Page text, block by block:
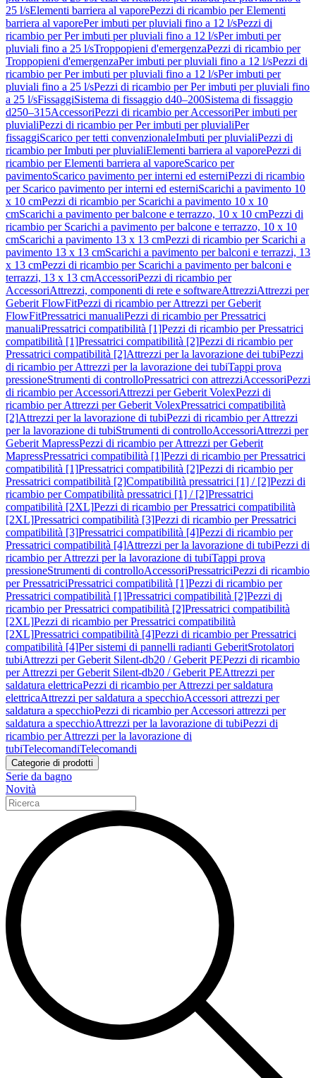
25 l/sElementi barriera al vaporePezzi di ricambio per Elementi
barriera al vaporePer imbuti per pluviali fino a 12 l/sPezzi di
ricambio per Per imbuti per pluviali fino a 12 l/sPer imbuti per
pluviali fino a 25 l/sTroppopieni d'emergenzaPezzi di ricambio per
Troppopieni d'emergenzaPer imbuti per pluviali fino a 12 l/sPezzi di
ricambio per Per imbuti per pluviali fino a 12 l/sPer imbuti per
pluviali fino a 25 l/sPezzi di ricambio per Per imbuti per pluviali fino
a 25 l/sFissaggiSistema di fissaggio d40–200Sistema di fissaggio
d250–315AccessoriPezzi di ricambio per AccessoriPer imbuti per
pluvialiPezzi di ricambio per Per imbuti per pluvialiPer
fissaggiScarico per tetti convenzionaleImbuti per pluvialiPezzi di
ricambio per Imbuti per pluvialiElementi barriera al vaporePezzi di
ricambio per Elementi barriera al vaporeScarico per
pavimentoScarico pavimento per interni ed esterniPezzi di ricambio
per Scarico pavimento per interni ed esterniScarichi a pavimento 10
x 10 cmPezzi di ricambio per Scarichi a pavimento 10 x 10
cmScarichi a pavimento per balcone e terrazzo, 10 x 10 cmPezzi di
ricambio per Scarichi a pavimento per balcone e terrazzo, 10 x 10
cmScarichi a pavimento 13 x 13 cmPezzi di ricambio per Scarichi a
pavimento 13 x 13 cmScarichi a pavimento per balconi e terrazzi, 13
x 13 cmPezzi di ricambio per Scarichi a pavimento per balconi e
terrazzi, 13 x 13 cmAccessoriPezzi di ricambio per
AccessoriAttrezzi, componenti di rete e softwareAttrezziAttrezzi per
Geberit FlowFitPezzi di ricambio per Attrezzi per Geberit
FlowFitPressatrici manualiPezzi di ricambio per Pressatrici
manualiPressatrici compatibilità [1]Pezzi di ricambio per Pressatrici
compatibilità [1]Pressatrici compatibilità [2]Pezzi di ricambio per
Pressatrici compatibilità [2]Attrezzi per la lavorazione dei tubiPezzi
di ricambio per Attrezzi per la lavorazione dei tubiTappi prova
pressioneStrumenti di controlloPressatrici con attrezziAccessoriPezzi
di ricambio per AccessoriAttrezzi per Geberit VolexPezzi di
ricambio per Attrezzi per Geberit VolexPressatrici compatibilità
[2]Attrezzi per la lavorazione di tubiPezzi di ricambio per Attrezzi
per la lavorazione di tubiStrumenti di controlloAccessoriAttrezzi per
Geberit MapressPezzi di ricambio per Attrezzi per Geberit
MapressPressatrici compatibilità [1]Pezzi di ricambio per Pressatrici
compatibilità [1]Pressatrici compatibilità [2]Pezzi di ricambio per
Pressatrici compatibilità [2]Compatibilità pressatrici [1] / [2]Pezzi di
ricambio per Compatibilità pressatrici [1] / [2]Pressatrici
compatibilità [2XL]Pezzi di ricambio per Pressatrici compatibilità
[2XL]Pressatrici compatibilità [3]Pezzi di ricambio per Pressatrici
compatibilità [3]Pressatrici compatibilità [4]Pezzi di ricambio per
Pressatrici compatibilità [4]Attrezzi per la lavorazione di tubiPezzi di
ricambio per Attrezzi per la lavorazione di tubiTappi prova
pressioneStrumenti di controlloAccessoriPressatriciPezzi di ricambio
per PressatriciPressatrici compatibilità [1]Pezzi di ricambio per
Pressatrici compatibilità [1]Pressatrici compatibilità [2]Pezzi di
ricambio per Pressatrici compatibilità [2]Pressatrici compatibilità
[2XL]Pezzi di ricambio per Pressatrici compatibilità
[2XL]Pressatrici compatibilità [4]Pezzi di ricambio per Pressatrici
compatibilità [4]Per sistemi di pannelli radianti GeberitSrotolatori
tubiAttrezzi per Geberit Silent-db20 / Geberit PEPezzi di ricambio
per Attrezzi per Geberit Silent-db20 / Geberit PEAttrezzi per
saldatura elettricaPezzi di ricambio per Attrezzi per saldatura
elettricaAttrezzi per saldatura a specchioAccessori attrezzi per
saldatura a specchioPezzi di ricambio per Accessori attrezzi per
saldatura a specchioAttrezzi per la lavorazione di tubiPezzi di
ricambio per Attrezzi per la lavorazione di
tubiTelecomandiTelecomandi
Categorie di prodotti
Serie da bagno
Novità